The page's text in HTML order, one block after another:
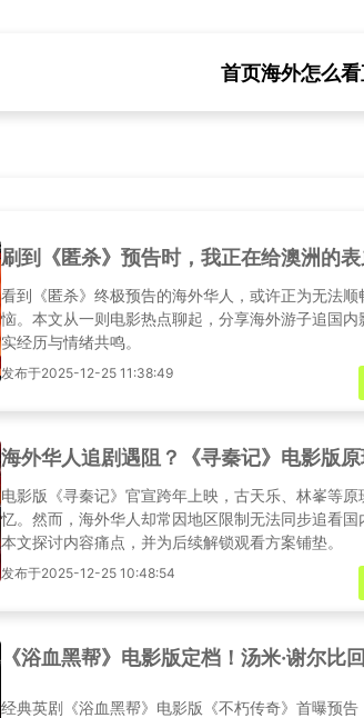
首页海外怎么
刷到《匿杀》预告时，我正在给澳洲的
看到《匿杀》终极预告的海外华人，或许正为无法顺
恼。本文从一则电影热点聊起，分享海外游子追国内
实经历与情绪共鸣。
发布于2025-12-25 11:38:49
海外华人追剧遇阻？《寻秦记》电影版
电影版《寻秦记》官宣跨年上映，古天乐、林峯等原
忆。然而，海外华人却常因地区限制无法同步追看国
本文探讨内容痛点，并为后续解锁观看方案铺垫。
发布于2025-12-25 10:48:54
《浴血黑帮》电影版定档！汤米·谢尔
经典英剧《浴血黑帮》电影版《不朽传奇》首曝预告